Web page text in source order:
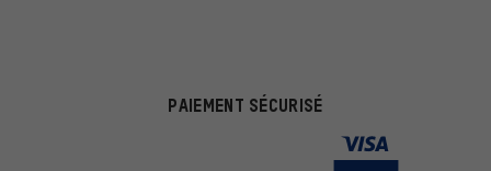
PAIEMENT SÉCURISÉ